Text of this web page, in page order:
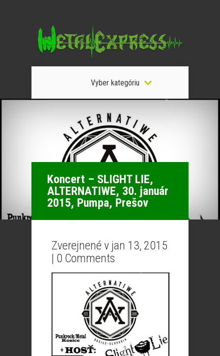
Vyber kategóriu
Koncert – SLIGHT LIE,
ALTERNATIWE, 30. január
2015, Pumpa, Prešov
Zverejnené v jan 13, 2015
| 0 Comments